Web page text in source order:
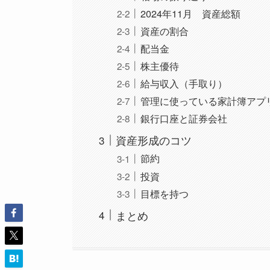
2024年11月 資産総額
資産の割合
配当金
株主優待
給与収入（手取り）
管理に使っている家計簿アプ
銀行口座と証券会社
資産形成のコツ
節約
投資
目標を持つ
まとめ